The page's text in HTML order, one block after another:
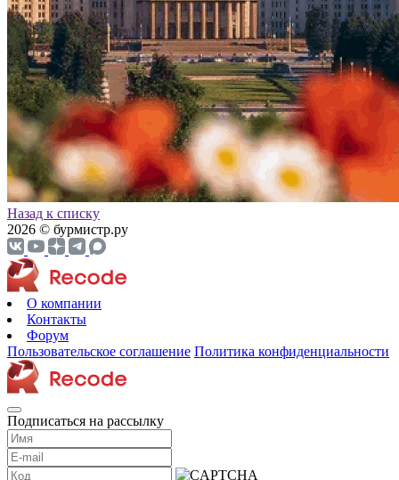
Назад к списку
2026 © бурмистр.ру
О компании
Контакты
Форум
Пользовательское соглашение Политика конфиденциальности
Подписаться на рассылку